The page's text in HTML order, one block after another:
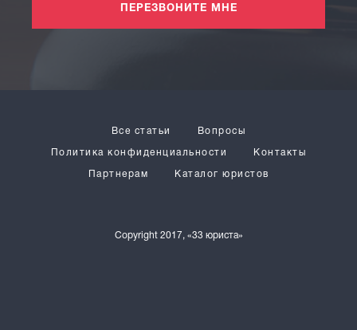
ПЕРЕЗВОНИТЕ МНЕ
Copyright 2017, «33 юриста»
Все статьи Вопросы
Политика конфиденциальности Контакты
Партнерам Каталог юристов